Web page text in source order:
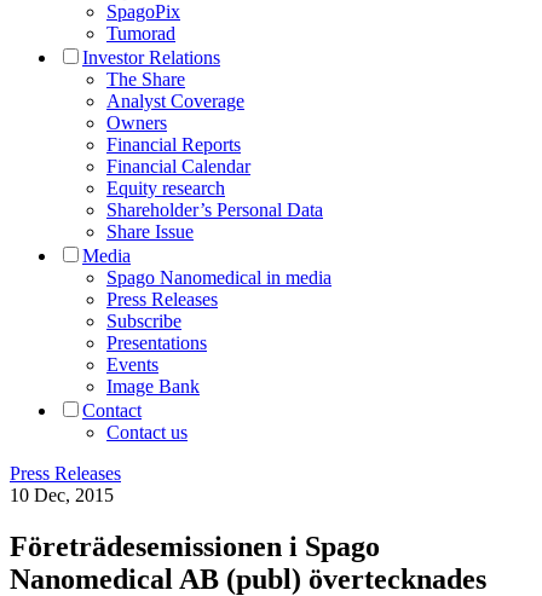
SpagoPix
Tumorad
Investor Relations
The Share
Analyst Coverage
Owners
Financial Reports
Financial Calendar
Equity research
Shareholder’s Personal Data
Share Issue
Media
Spago Nanomedical in media
Press Releases
Subscribe
Presentations
Events
Image Bank
Contact
Contact us
Press Releases
10 Dec, 2015
Företrädesemissionen i Spago
Nanomedical AB (publ) övertecknades